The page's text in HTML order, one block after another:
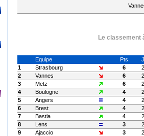
Le classement
Equipe Pts
J
1
Strasbourg 6
2
2
Vannes 6
2
3
Metz 6
2
4
Boulogne 4
2
5
Angers 4
2
6
Brest 4
2
7
Bastia 4
2
8
Lens 3
2
9
Ajaccio 3
2